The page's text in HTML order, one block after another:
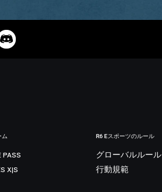
ム
PASS
X|S
R6 Eスポーツのルール
グローバルルール
行動規範